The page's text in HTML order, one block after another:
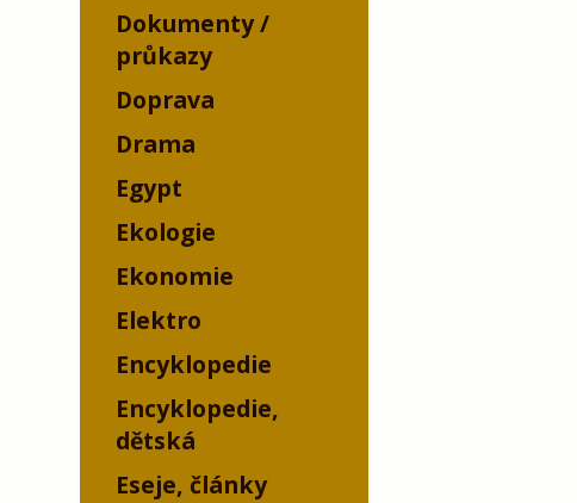
Dokumenty /
průkazy
Doprava
Drama
Egypt
Ekologie
Ekonomie
Elektro
Encyklopedie
Encyklopedie,
dětská
Eseje, články